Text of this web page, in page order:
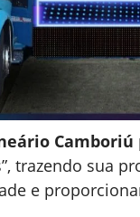
Camboriú
trazendo sua
e